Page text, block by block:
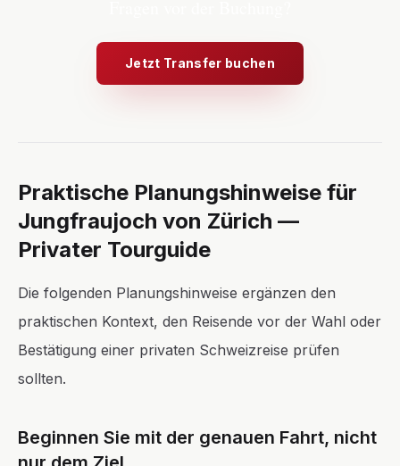
Jetzt Transfer buchen
Praktische Planungshinweise für
Jungfraujoch von Zürich —
Privater Tourguide
Die folgenden Planungshinweise ergänzen den
praktischen Kontext, den Reisende vor der Wahl oder
Bestätigung einer privaten Schweizreise prüfen
sollten.
Beginnen Sie mit der genauen Fahrt, nicht